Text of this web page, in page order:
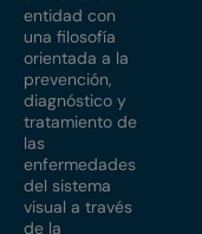
entidad con
una filosofía
orientada a la
prevención,
diagnóstico y
tratamiento de
las
enfermedades
del sistema
visual a través
de la